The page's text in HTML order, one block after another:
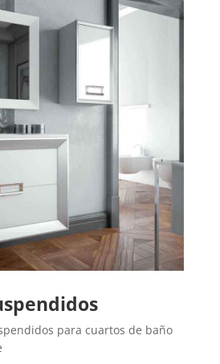
para cuartos de baño